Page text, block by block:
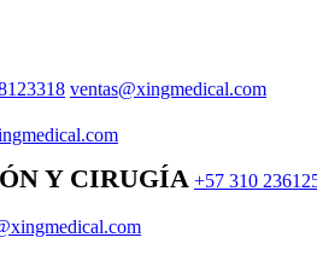
ventas@xingmedical.com
Y CIRUGÍA +57 310